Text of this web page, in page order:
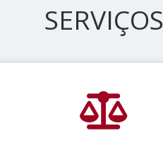
SERVIÇOS